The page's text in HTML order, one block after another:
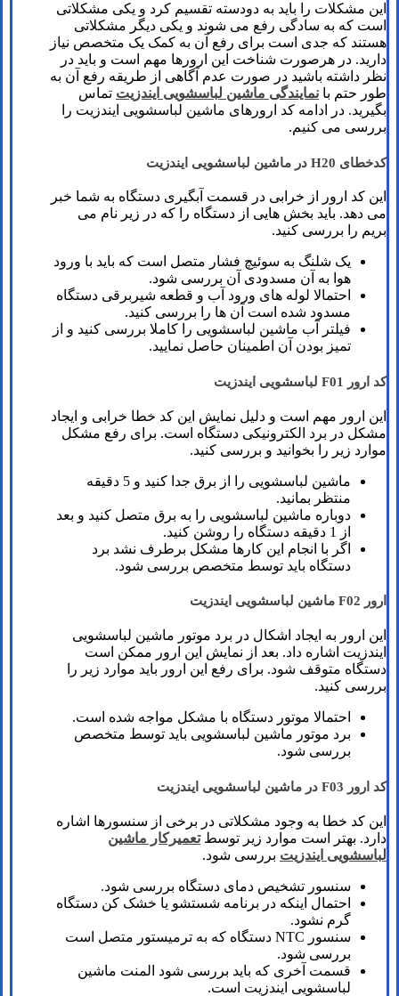
این مشکلات را باید به دودسته تقسیم کرد و یکی مشکلاتی
است که به سادگی رفع می شوند و یکی دیگر مشکلاتی
هستند که جدی است برای رفع آن به کمک یک متخصص نیاز
دارید. در هرصورت شناخت این ارورها مهم است و باید در
نظر داشته باشید در صورت عدم آگاهی از طریقه رفع آن به
طور حتم با نمایندگی ماشین لباسشویی ایندزیت تماس
بگیرید. در ادامه کد ارورهای ماشین لباسشویی ایندزیت را
بررسی می کنیم.
کدخطای H20 در ماشین لباسشویی ایندزیت
این کد ارور از خرابی در قسمت آبگیری دستگاه به شما خبر
می دهد. باید بخش هایی از دستگاه را که در زیر نام می
بریم را بررسی کنید.
یک شلنگ به سوئیچ فشار متصل است که باید با ورود
هوا به آن مسدودی آن بررسی شود.
احتمالا لوله های ورود آب و قطعه شیربرقی دستگاه
مسدود شده است آن ها را بررسی کنید.
فیلتر آب ماشین لباسشویی را کاملا بررسی کنید و از
تمیز بودن آن اطمینان حاصل نمایید.
کد ارور F01 لباسشویی ایندزیت
این ارور مهم است و دلیل نمایش این کد خطا خرابی و ایجاد
مشکل در برد الکترونیکی دستگاه است. برای رفع مشکل
موارد زیر را بخوانید و بررسی کنید.
ماشین لباسشویی را از برق جدا کنید و 5 دقیقه
منتظر بمانید.
دوباره ماشین لباسشویی را به برق متصل کنید و بعد
از 1 دقیقه دستگاه را روشن کنید.
اگر با انجام این کارها مشکل برطرف نشد برد
دستگاه باید توسط متخصص بررسی شود.
ارور F02 ماشین لباسشویی ایندزیت
این ارور به ایجاد اشکال در برد موتور ماشین لباسشویی
ایندزیت اشاره داد. بعد از نمایش این ارور ممکن است
دستگاه متوقف شود. برای رفع این ارور باید موارد زیر را
بررسی کنید.
احتمالا موتور دستگاه با مشکل مواجه شده است.
برد موتور ماشین لباسشویی باید توسط متخصص
بررسی شود.
کد ارور F03 در ماشین لباسشویی ایندزیت
این کد خطا به وجود مشکلاتی در برخی از سنسورها اشاره
دارد. بهتر است موارد زیر توسطتعمیرکار ماشین
لباسشویی ایندزیت بررسی شود.
سنسور تشخیص دمای دستگاه بررسی شود.
احتمال اینکه در برنامه شستشو یا خشک کن دستگاه
گرم نشود.
سنسور NTC دستگاه که به ترمیستور متصل است
بررسی شود.
قسمت آخری که باید بررسی شود المنت ماشین
لباسشویی ایندزیت است.